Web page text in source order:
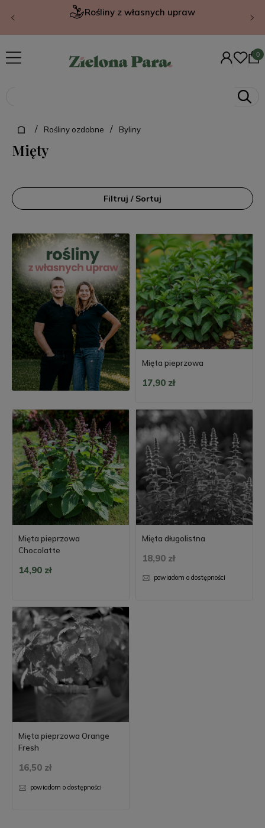
Rośliny z własnych upraw
/ Rośliny ozdobne / Byliny
Mięty
Filtruj / Sortuj
Mięta pieprzowa
17,90 zł
Mięta pieprzowa
Chocolatte
14,90 zł
Mięta długolistna
18,90 zł
powiadom o dostępności
Mięta pieprzowa Orange
Fresh
16,50 zł
powiadom o dostępności